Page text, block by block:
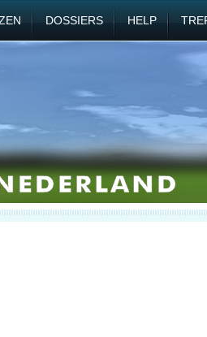
DOSSIERS HELP